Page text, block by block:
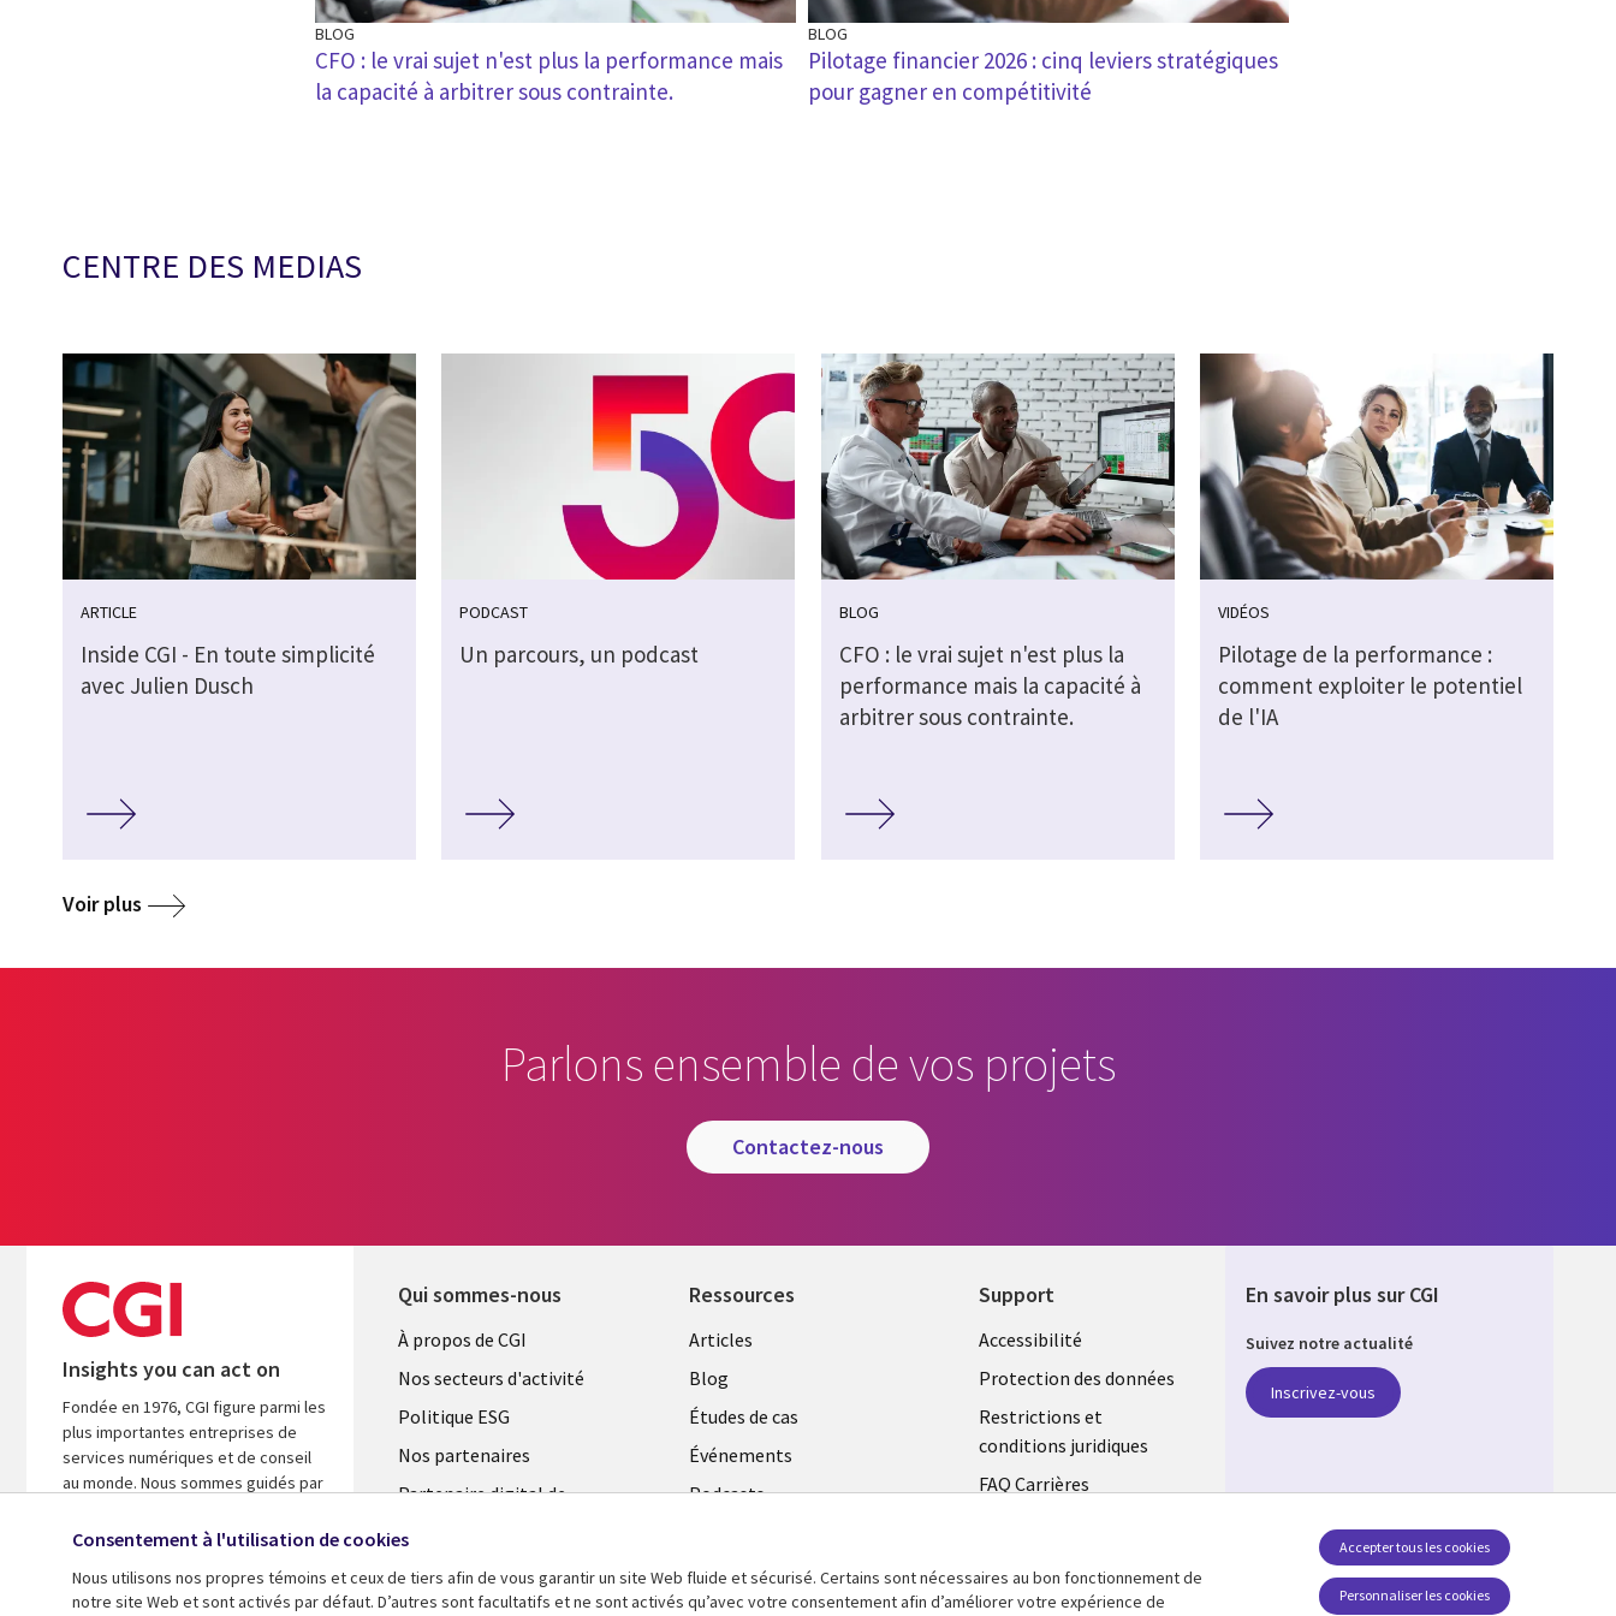
BLOG
CFO : le vrai sujet n'est plus la performance mais
la capacité à arbitrer sous contrainte.
BLOG
Pilotage financier 2026 : cinq leviers stratégiques
pour gagner en compétitivité
CENTRE DES MEDIAS
ARTICLE
Inside CGI - En toute simplicité
avec Julien Dusch
PODCAST
Un parcours, un podcast
BLOG
CFO : le vrai sujet n'est plus la
performance mais la capacité à
arbitrer sous contrainte.
VIDÉOS
Pilotage de la performance :
comment exploiter le potentiel
de l'IA
Voir plus
Parlons ensemble de vos projets
contactez-nous
Insights you can act on
Fondée en 1976, CGI figure parmi les
plus importantes entreprises de
services numériques et de conseil
au monde. Nous sommes guidés par
d’accélérer le rendement de vos
A propos de CGI
Qui sommes-nous
Useful
links
FRANCE
À propos de CGI
Nos secteurs d'activité
Politique ESG
Nos partenaires
Partenaire digital de
Fusions
Ressources
Library
Links
FRANCE
Articles
Blog
Études de cas
Événements
Podcasts
Vidéos
En voir plus
Support
Legal
FRANCE
Accessibilité
Protection des données
Restrictions et
conditions juridiques
FAQ Carrières
En savoir plus sur CGI
Suivez notre actualité
Inscrivez-vous
Retrouvez-nous sur les réseaux
Consentement à l'utilisation de cookies
Nous utilisons nos propres témoins et ceux de tiers afin de vous garantir un site Web fluide et sécurisé. Certains sont nécessaires au bon fonctionnement de
notre site Web et sont activés par défaut. D’autres sont facultatifs et ne sont activés qu’avec votre consentement afin d’améliorer votre expérience de
Personnaliser les cookies
Accepter tous les cookies